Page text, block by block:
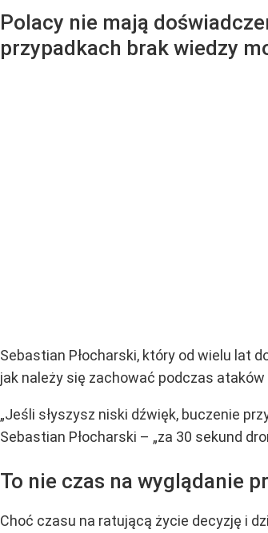
Polacy nie mają
przypadkach brak wiedzy
Sebastian Płocharski, który od wielu lat
jak należy się zachować podczas ataków
„Jeśli słyszysz niski dźwięk, buczenie
Sebastian Płocharski – „za 30 sekund
To nie czas na wyglądanie
Choć czasu na ratującą życie decyzję i